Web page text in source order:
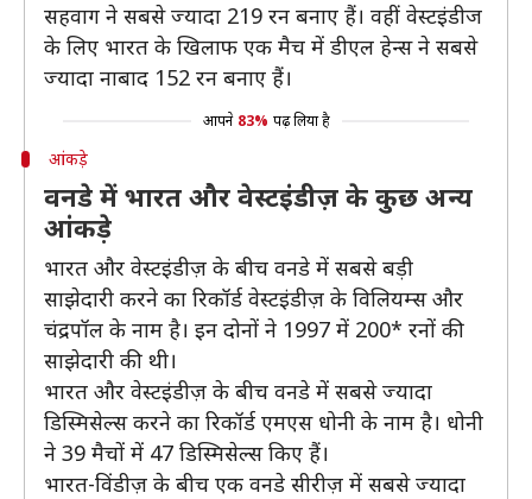
सहवाग ने सबसे ज्यादा 219 रन बनाए हैं। वहीं वेस्टइंडीज
के लिए भारत के खिलाफ एक मैच में डीएल हेन्स ने सबसे
ज्यादा नाबाद 152 रन बनाए हैं।
आपने 83% पढ़ लिया है
आंकड़े
वनडे में भारत और वेस्टइंडीज़ के कुछ अन्य
आंकड़े
भारत और वेस्टइंडीज़ के बीच वनडे में सबसे बड़ी
साझेदारी करने का रिकॉर्ड वेस्टइंडीज़ के विलियम्स और
चंद्रपॉल के नाम है। इन दोनों ने 1997 में 200* रनों की
साझेदारी की थी।
भारत और वेस्टइंडीज़ के बीच वनडे में सबसे ज्यादा
डिस्मिसेल्स करने का रिकॉर्ड एमएस धोनी के नाम है। धोनी
ने 39 मैचों में 47 डिस्मिसेल्स किए हैं।
भारत-विंडीज़ के बीच एक वनडे सीरीज़ में सबसे ज्यादा